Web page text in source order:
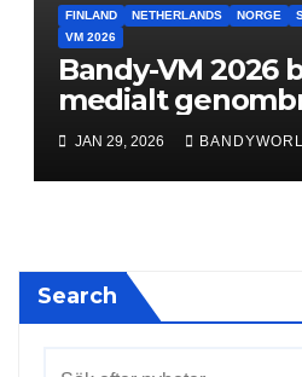
FINLAND NETHERLANDS NORGE
VM 2026
Bandy-VM 2026
medialt
JAN 29, 2026
Search